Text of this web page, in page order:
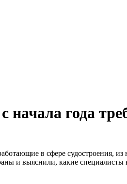
начала года
в сфере судостроения,
и выяснили, какие